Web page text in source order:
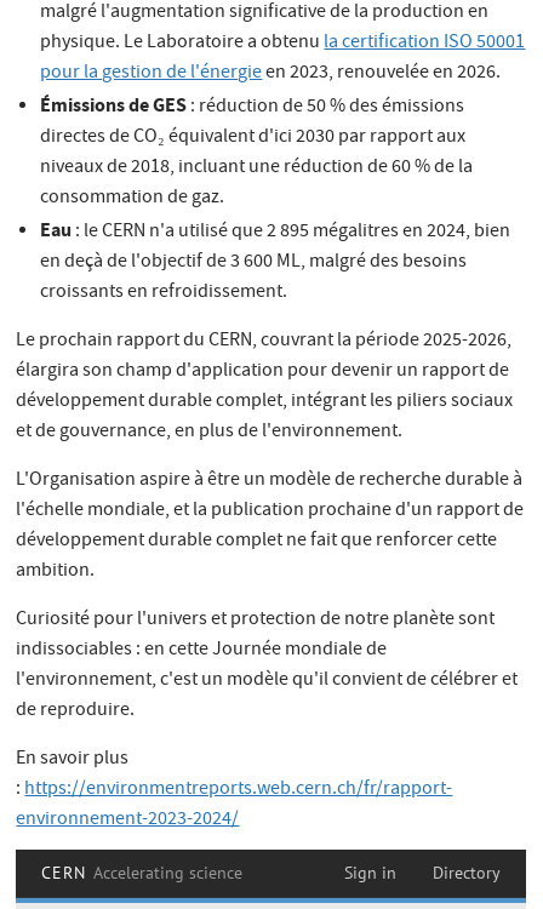
malgré l'augmentation significative de la production en
physique. Le Laboratoire a obtenula certification ISO 50001
pour la gestion de l'énergieen 2023, renouvelée en 2026.
Émissions de GES: réduction de 50 % des émissions
directes de CO₂ équivalent d'ici 2030 par rapport aux
niveaux de 2018, incluant une réduction de 60 % de la
consommation de gaz.
Eau : le CERN n'a utilisé que 2 895 mégalitres en 2024, bien
en deçà de l'objectif de 3 600 ML, malgré des besoins
croissants en refroidissement.
Le prochain rapport du CERN, couvrant la période 2025-2026,
élargira son champ d'application pour devenir un rapport de
développement durable complet, intégrant les piliers sociaux
et de gouvernance, en plus de l'environnement.
L'Organisation aspire à être un modèle de recherche durable à
l'échelle mondiale, et la publication prochaine d'un rapport de
développement durable complet ne fait que renforcer cette
ambition.
Curiosité pour l'univers et protection de notre planète sont
indissociables : en cette Journée mondiale de
l'environnement, c'est un modèle qu'il convient de célébrer et
de reproduire.
En savoir plus
:https://environmentreports.web.cern.ch/fr/rapport-
environnement-2023-2024/